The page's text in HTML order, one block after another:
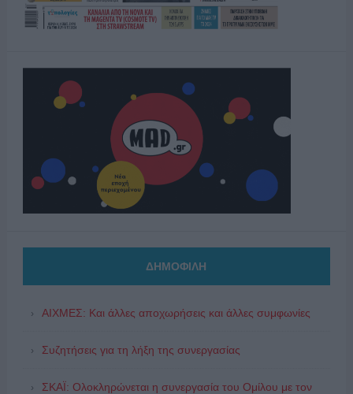
ΔΗΜΟΦΙΛΗ
ΑΙΧΜΕΣ: Και άλλες αποχωρήσεις και άλλες συμφωνίες
Συζητήσεις για τη λήξη της συνεργασίας
ΣΚΑΪ: Ολοκληρώνεται η συνεργασία του Ομίλου με τον